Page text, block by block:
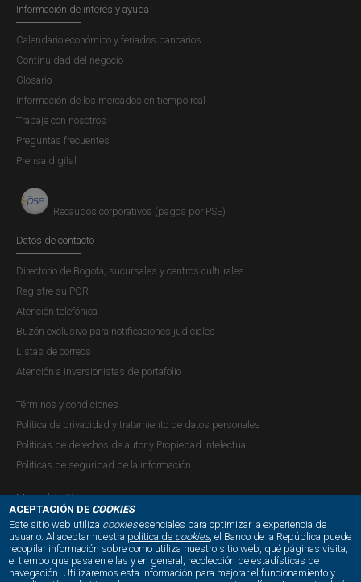
ACEPTACIÓN DE COOKIES
Este sitio web utiliza cookiesesenciales para optimizar la experiencia de
usuario. Al aceptar nuestra política de cookies, el Banco de la República puede
recopilar información sobre como utiliza nuestro sitio web, qué páginas visita,
el tiempo que pasa en ellas y en general, recolección de estadísticas de
navegación. Utilizaremos esta información para mejorar el funcionamiento y
Información de interés y ayuda
Calendario económico y feriados bancarios
Continuidad del negocio
Glosario
Información de los mercados en tiempo real
Trabaje con nosotros
Preguntas frecuentes
Prensa digital
Recaudos corporativos (pagos por PSE)
Datos de contacto
Directorio de Bogotá, sucursales y centros culturales
Registre su PQR
Atención telefónica
Buzón exclusivo para notificaciones judiciales
Listas de correos
Atención a inversionistas de portafolio
Términos y condiciones
Política de privacidad y tratamiento de datos personales
Políticas de derechos de autor y Propiedad intelectual
Políticas de seguridad de la información
Mapa del sitio
NUESTRAS REDES SOCIALES: